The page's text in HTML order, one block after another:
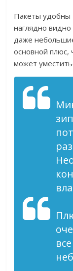
Пакеты удобны
наглядно
даже
основной плюс,
может